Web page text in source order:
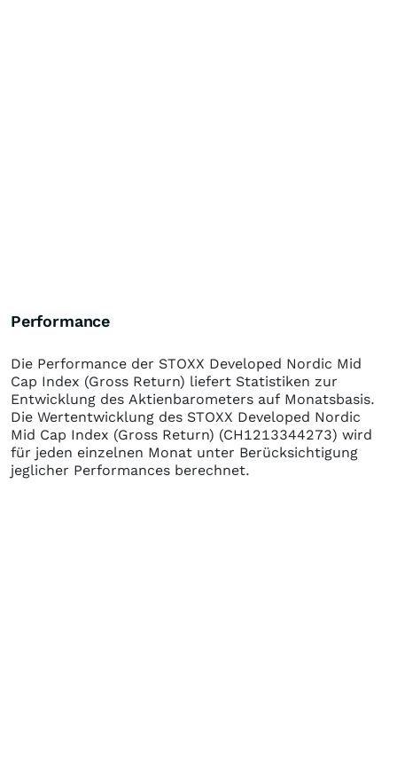
Performance
Die Performance der STOXX Developed Nordic Mid
Cap Index (Gross Return) liefert Statistiken zur
Entwicklung des Aktienbarometers auf Monatsbasis.
Die Wertentwicklung des STOXX Developed Nordic
Mid Cap Index (Gross Return) (CH1213344273) wird
für jeden einzelnen Monat unter Berücksichtigung
jeglicher Performances berechnet.